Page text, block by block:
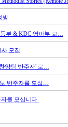
빙
부 & KDC 영아부 교…
모집
양팀 반주자"로…
반주자를 모십…
를 모십니다.